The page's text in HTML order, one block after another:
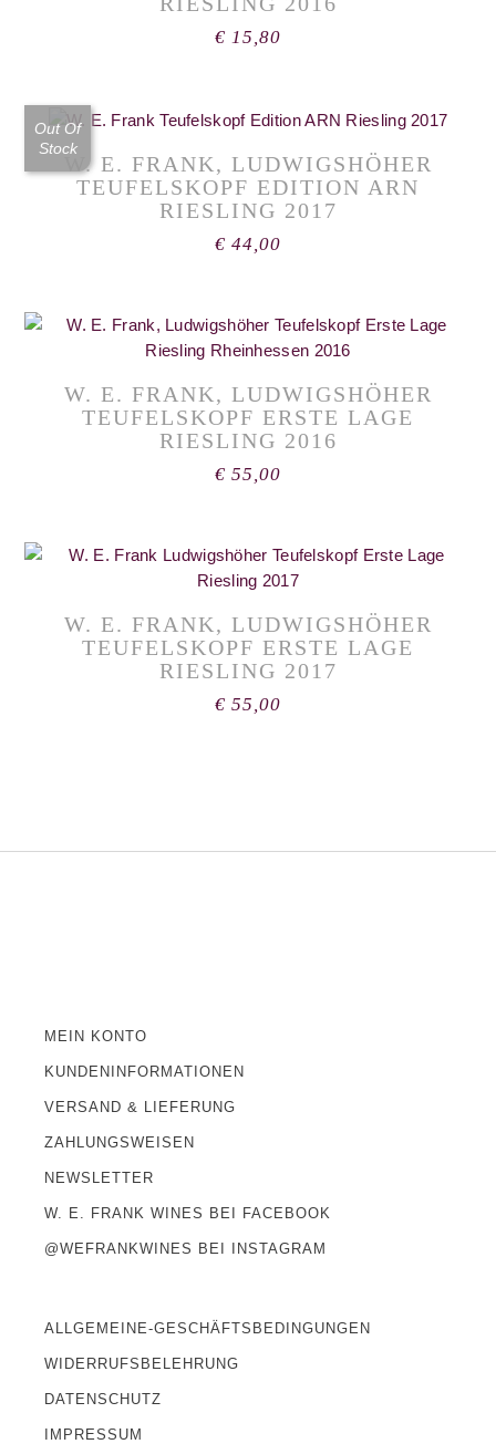
€ 15,80
Out Of
Stock
W. E. FRANK, LUDWIGSHÖHER
TEUFELSKOPF EDITION ARN
RIESLING 2017
€ 44,00
W. E. FRANK, LUDWIGSHÖHER
TEUFELSKOPF ERSTE LAGE
RIESLING 2016
€ 55,00
W. E. FRANK, LUDWIGSHÖHER
TEUFELSKOPF ERSTE LAGE
RIESLING 2017
€ 55,00
MEIN KONTO
KUNDENINFORMATIONEN
VERSAND & LIEFERUNG
ZAHLUNGSWEISEN
NEWSLETTER
W. E. FRANK WINES BEI FACEBOOK
@WEFRANKWINES BEI INSTAGRAM
ALLGEMEINE-GESCHÄFTSBEDINGUNGEN
WIDERRUFSBELEHRUNG
DATENSCHUTZ
IMPRESSUM